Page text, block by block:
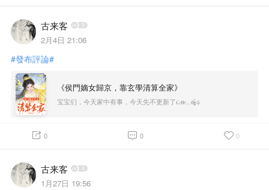
古来客
2月4日 21:06
#發布評論#
《侯門嫡女歸京，靠玄學清算全家》
宝宝们，今天家中有事，今天先不更新了૮₍ɵ̷﹏ɵ̷̥̥᷅₎ა
0 0 0
古来客
1月27日 19:56